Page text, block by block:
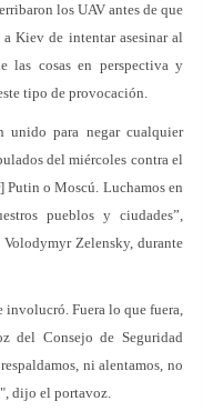
los UAV antes de que
Kiev de intentar asesinar al
las cosas en perspectiva y
tipo de provocación.
unido para negar cualquier
del miércoles contra el
o Moscú. Luchamos en
pueblos y ciudades”,
Zelensky, durante
involucró. Fuera lo que fuera,
del Consejo de Seguridad
ni alentamos, no
dijo el portavoz.